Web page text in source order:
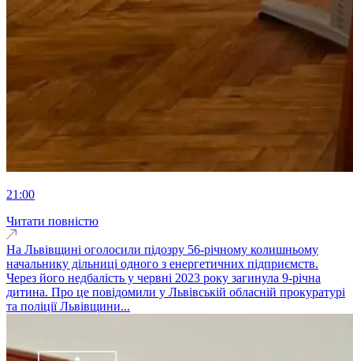
21:00
Читати повністю
На Львівщині оголосили підозру 56-річному колишньому
начальнику дільниці одного з енергетичних підприємств.
Через його недбалість у червні 2023 року загинула 9-річна
дитина. Про це повідомили у Львівській обласній прокуратурі
та поліції Львівщини...